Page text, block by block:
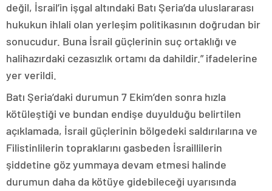
değil, İsrail’in işgal altındaki Batı Şeria’da uluslararası
hukukun ihlali olan yerleşim politikasının doğrudan bir
sonucudur. Buna İsrail güçlerinin suç ortaklığı ve
halihazırdaki cezasızlık ortamı da dahildir.” ifadelerine
yer verildi.
Batı Şeria’daki durumun 7 Ekim’den sonra hızla
kötüleştiği ve bundan endişe duyulduğu belirtilen
açıklamada, İsrail güçlerinin bölgedeki saldırılarına ve
Filistinlilerin topraklarını gasbeden İsraillilerin
şiddetine göz yummaya devam etmesi halinde
durumun daha da kötüye gidebileceği uyarısında